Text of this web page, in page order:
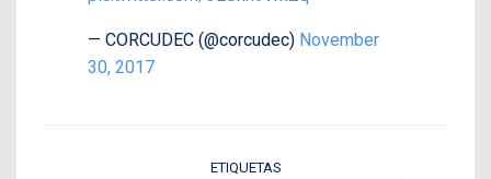
— CORCUDEC (@corcudec) November
30, 2017
ETIQUETAS